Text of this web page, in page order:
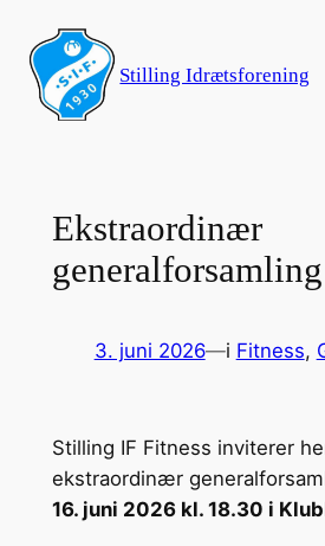
Spring
indhold
Stilling Idrætsforening
Ekstraordinær
3. juni 2026—i Fitness,
Stilling IF Fitness inviterer
ekstraordinær
16. juni 2026 kl. 18.30 i